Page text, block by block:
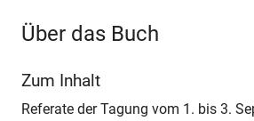
Über das Buch
Zum Inhalt
Referate der Tagung vom 1. bis 3.